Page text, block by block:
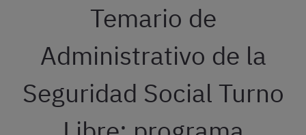
Temario de
Administrativo de la
Seguridad Social Turno